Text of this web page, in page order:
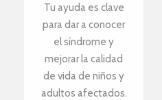
Tu ayuda es clave
para dar a conocer
el síndrome y
mejorar la calidad
de vida de niños y
adultos afectados.